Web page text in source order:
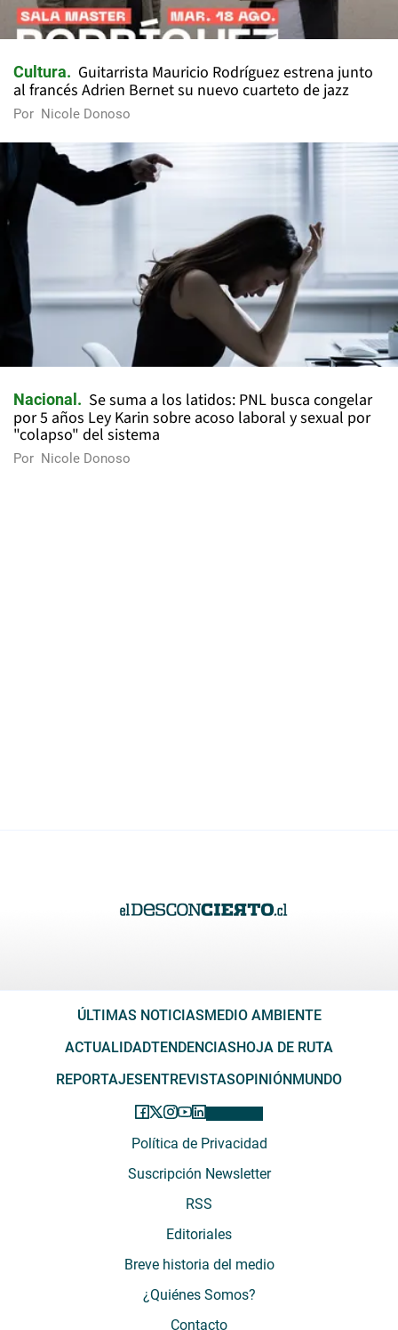
Cultura
Guitarrista Mauricio Rodríguez estrena junto
al francés Adrien Bernet su nuevo cuarteto de jazz
Por Nicole Donoso
Nacional
Se suma a los latidos: PNL busca congelar
por 5 años Ley Karin sobre acoso laboral y sexual por
"colapso" del sistema
Por Nicole Donoso
ÚLTIMAS NOTICIAS MEDIO AMBIENTE
ACTUALIDADTENDENCIAS HOJA DE RUTA
REPORTAJES ENTREVISTASOPINIÓN MUNDO
Política de Privacidad
Suscripción Newsletter
RSS
Editoriales
Breve historia del medio
¿Quiénes Somos?
Contacto